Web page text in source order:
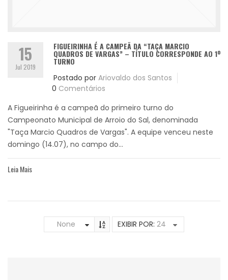
15
Jul 2019
FIGUEIRINHA É A CAMPEÃ DA “TAÇA MARCIO
QUADROS DE VARGAS” – TÍTULO CORRESPONDE AO 1º
TURNO
Postado por Ariovaldo dos Santos
0 Comentários
A Figueirinha é a campeã do primeiro turno do
Campeonato Municipal de Arroio do Sal, denominada
"Taça Marcio Quadros de Vargas". A equipe venceu neste
domingo (14.07), no campo do...
Leia Mais
None EXIBIR POR: 24